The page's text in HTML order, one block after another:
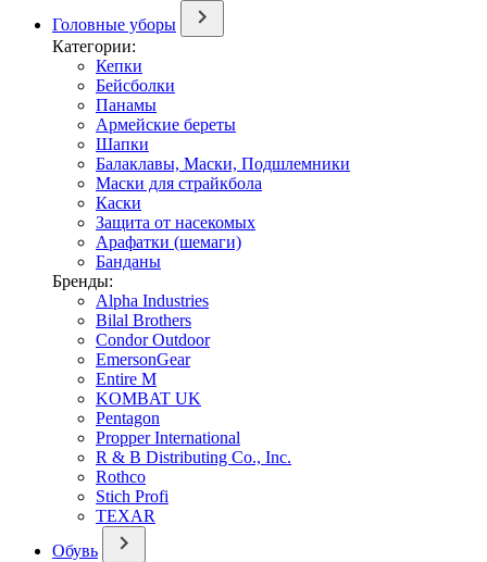
Головные уборы
Категории:
Кепки
Бейсболки
Панамы
Армейские береты
Шапки
Балаклавы, Маски, Подшлемники
Маски для страйкбола
Каски
Защита от насекомых
Арафатки (шемаги)
Банданы
Бренды:
Alpha Industries
Bilal Brothers
Condor Outdoor
EmersonGear
Entire M
KOMBAT UK
Pentagon
Propper International
R & B Distributing Co., Inc.
Rothco
Stich Profi
TEXAR
Обувь